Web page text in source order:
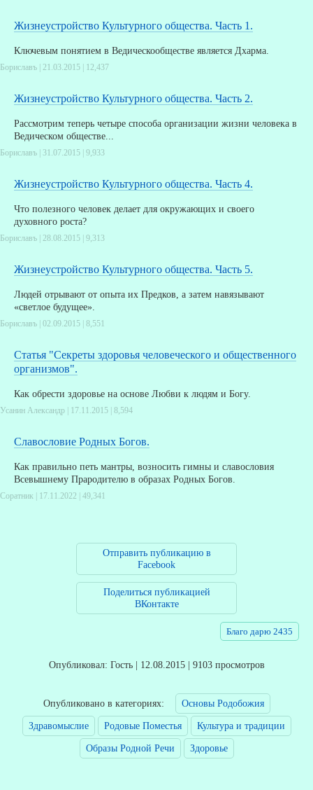
Жизнеустройство Культурного общества. Часть 1.
Ключевым понятием в Веди­ческообществе является Дхарма.
Бориславъ | 21.03.2015 | 12,437
Жизнеустройство Культурного общества. Часть 2.
Рассмотрим теперь четыре способа организации жизни человека в
Ведическом обществе...
Бориславъ | 31.07.2015 | 9,933
Жизнеустройство Культурного общества. Часть 4.
Что полезного человек делает для окружающих и своего
духовного роста?
Бориславъ | 28.08.2015 | 9,313
Жизнеустройство Культурного общества. Часть 5.
Людей отрывают от опыта их Предков, а затем навязывают
«светлое будущее».
Бориславъ | 02.09.2015 | 8,551
Статья "Секреты здоровья человеческого и общественного
организмов".
Как обрести здоровье на основе Любви к людям и Богу.
Усанин Александр | 17.11.2015 | 8,594
Славословие Родных Богов.
Как правильно петь мантры, возносить гимны и славословия
Всевышнему Прародителю в образах Родных Богов.
Соратник | 17.11.2022 | 49,341
Отправить публикацию в
Facebook
Поделиться публикацией
ВКонтакте
Благо дарю 2435
Опубликовал: Гость | 12.08.2015 | 9103 просмотров
Опубликовано в категориях: Основы Родобожия
Здравомыслие Родовые Поместья Культура и традиции
Образы Родной Речи Здоровье